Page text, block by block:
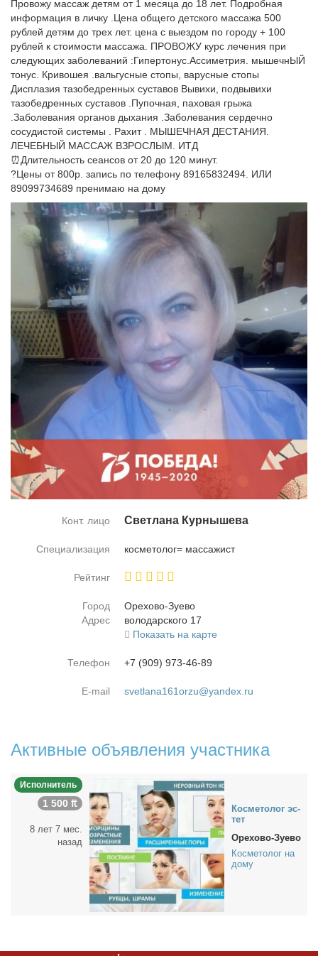
Провожу массаж детям от 1 месяца до 18 лет. Подробная
информация в личку .Цена общего детского массажа 500
рублей детям до трех лет. цена с выездом по городу + 100
рублей к стоимости массажа. ПРОВОЖУ курс лечения при
следующих заболеваний :Гипертонус.Ассиметрия. мышечнЫЙ
тонус. Кривошея .вальгусные стопы, варусные стопы
Дисплазия тазобедренных суставов Вывихи, подвывихи
тазобедренных суставов .Пупочная, паховая грыжа
.Заболевания органов дыхания .Заболевания сердечно
сосудистой системы . Рахит . МЫШЕЧНАЯ ДЕСТАНИЯ.
ЛЕЧЕБНЫЙ МАССАЖ ВЗРОСЛЫМ. ИТД
⏰Длительность сеансов от 20 до 120 минут.
?Цены от 800р. запись по телефону 89165832494. ИЛИ
89099734689 пренимаю на дому
Конт. лицо Cвет­ла­на Кур­ны­ше­ва
Специализация кос­ме­то­лог= мас­са­жист
Рейтинг
Город
Оре­хо­во-Зу­е­во
Адрес
во­ло­дар­ско­го 17
Показать на карте
Телефон +7 (909) 973-46-89
E-mail svetlana161orzu@yandex.ru
Активные объявления участника
Исполнитель
1 500 ₶
8 лет 7 мес.
назад
Кос­ме­то­лог эс­
тет
Орехово-Зуево
Косметолог на
дому